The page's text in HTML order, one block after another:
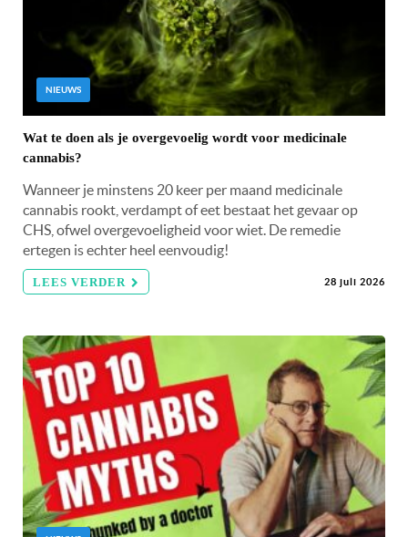
NIEUWS
Wat te doen als je overgevoelig wordt voor medicinale
cannabis?
Wanneer je minstens 20 keer per maand medicinale
cannabis rookt, verdampt of eet bestaat het gevaar op
CHS, ofwel overgevoeligheid voor wiet. De remedie
ertegen is echter heel eenvoudig!
LEES VERDER 28 juli 2026